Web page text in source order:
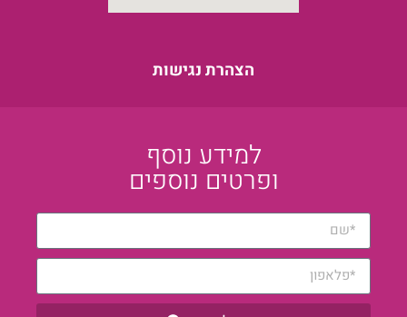
הצהרת נגישות
למידע נוסף
ופרטים נוספים